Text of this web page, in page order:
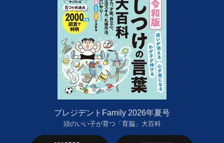
プレジデントFamily 2026年夏号
頭のいい子が育つ「育脳」大百科